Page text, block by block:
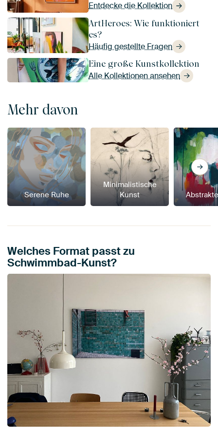
Entdecke die Kollektion
ArtHeroes: Wie funktioniert
es?
Häufig gestellte Fragen
Eine große Kunstkollektion
Alle Kollektionen ansehen
Mehr davon
Serene Ruhe
Minimalistische
Kunst
Welches Format passt zu
Schwimmbad-Kunst?